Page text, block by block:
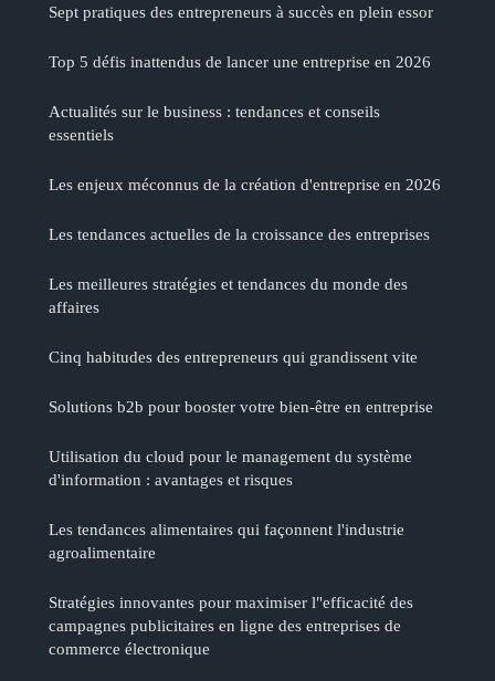
Sept pratiques des entrepreneurs à succès en plein essor
Top 5 défis inattendus de lancer une entreprise en 2026
Actualités sur le business : tendances et conseils
essentiels
Les enjeux méconnus de la création d'entreprise en 2026
Les tendances actuelles de la croissance des entreprises
Les meilleures stratégies et tendances du monde des
affaires
Cinq habitudes des entrepreneurs qui grandissent vite
Solutions b2b pour booster votre bien-être en entreprise
Utilisation du cloud pour le management du système
d'information : avantages et risques
Les tendances alimentaires qui façonnent l'industrie
agroalimentaire
Stratégies innovantes pour maximiser l"efficacité des
campagnes publicitaires en ligne des entreprises de
commerce électronique